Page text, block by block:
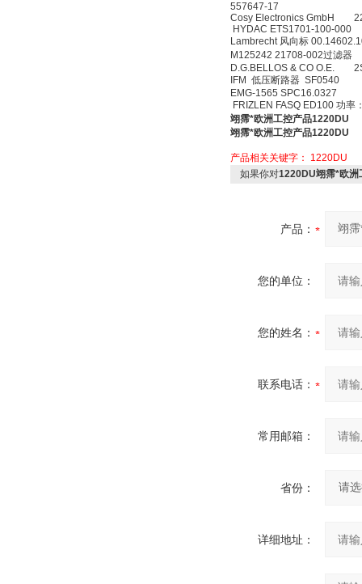
557647-17
Cosy Electronics GmbH
HYDAC ETS1701-100-000
Lambrecht 风向标
M125242 21708-002过滤器
D.G.BELLOS & CO O.E.
IFM 低压断路器 SF0540
EMG-1565 SPC16.0327
FRIZLEN FASQ ED100 功
翊霈*欧洲工控产品1220DU
翊霈*欧洲工控产品1220DU
产品相关关键字： 1220DU
如果你对1220DU翊霈*欧
产品：
您的单位：
您的姓名：
联系电话：
常用邮箱：
省份：
详细地址：